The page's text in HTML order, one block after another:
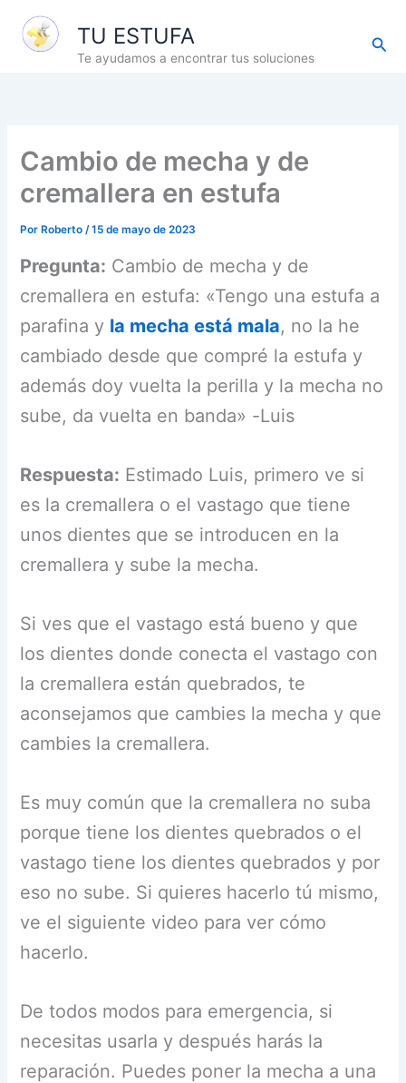
contenido
TU ESTUFA
Te ayudamos a encontrar tus soluciones
Cambio de mecha y de
cremallera en estufa
Por Roberto/15 de mayo de 2023
Pregunta: Cambio de mecha y de
cremallera en estufa: «Tengo una estufa a
parafina y la mecha está mala, no la he
cambiado desde que compré la estufa y
además doy vuelta la perilla y la mecha no
sube, da vuelta en banda» -Luis
Respuesta: Estimado Luis, primero ve si
es la cremallera o el vastago que tiene
unos dientes que se introducen en la
cremallera y sube la mecha.
Si ves que el vastago está bueno y que
los dientes donde conecta el vastago con
la cremallera están quebrados, te
aconsejamos que cambies la mecha y que
cambies la cremallera.
Es muy común que la cremallera no suba
porque tiene los dientes quebrados o el
vastago tiene los dientes quebrados y por
eso no sube. Si quieres hacerlo tú mismo,
ve el siguiente video para ver cómo
hacerlo.
De todos modos para emergencia, si
necesitas usarla y después harás la
reparación. Puedes poner la mecha a una